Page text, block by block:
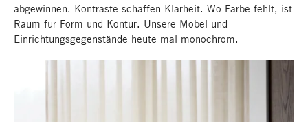
abgewinnen. Kontraste schaffen Klarheit. Wo Farbe fehlt, ist
Raum für Form und Kontur. Unsere Möbel und
Einrichtungsgegenstände heute mal monochrom.